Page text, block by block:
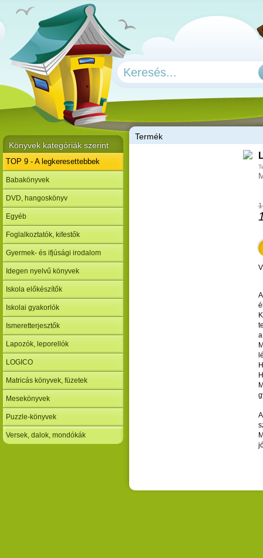
Termék
Könyvek kategóriák szerint
TOP 9 - A legkeresettebbek
Babakönyvek
DVD, hangoskönyv
Egyéb
Foglalkoztatók, kifestők
Gyermek- és ifjúsági irodalom
Idegen nyelvű könyvek
Iskola előkészítők
Iskolai gyakorlók
Ismeretterjesztők
Lapozók, leporellók
LOGICO
Matricás könyvek, füzetek
Mesekönyvek
Puzzle-könyvek
Versek, dalok, mondókák